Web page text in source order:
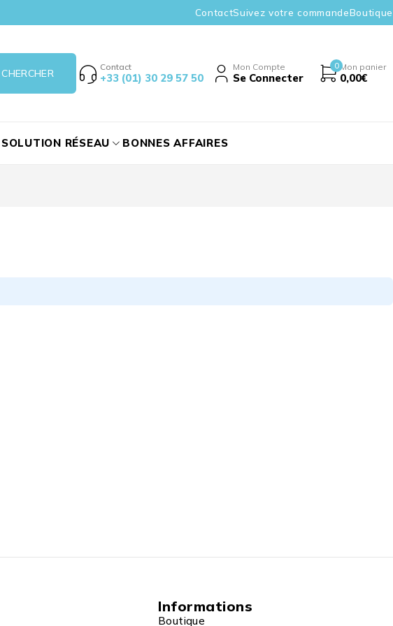
ContactSuivez votre commandeBoutique
Contact
+33 (01) 30 29 57 50
Mon Compte
Se Connecter
0 Mon panier
0,00€
SOLUTION RÉSEAU BONNES AFFAIRES
Informations
Boutique